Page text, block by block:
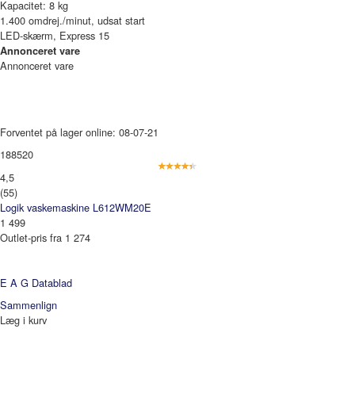
Kapacitet: 8 kg
1.400 omdrej./minut, udsat start
LED-skærm, Express 15
Annonceret vare
Annonceret vare
Forventet på lager online: 08-07-21
188520
4,5
(55)
Logik vaskemaskine L612WM20E
1 499
Outlet-pris fra 1 274
E A G Datablad
Sammenlign
Læg i kurv